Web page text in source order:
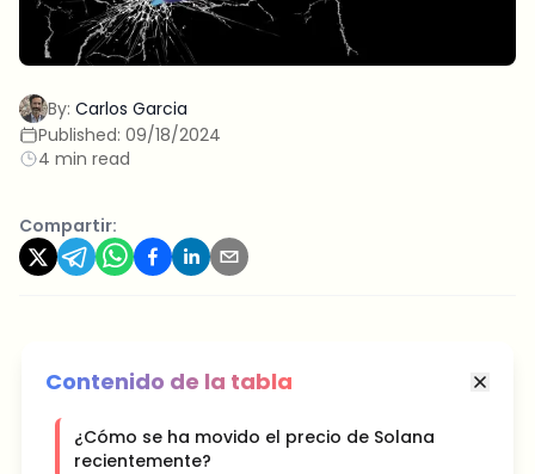
By: Carlos Garcia
Published: 09/18/2024
4 min read
Compartir:
Contenido de la tabla
¿Cómo se ha movido el precio de Solana
recientemente?